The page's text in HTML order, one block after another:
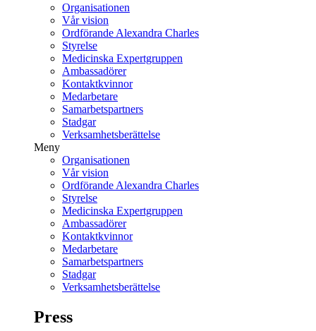
Organisationen
Vår vision
Ordförande Alexandra Charles
Styrelse
Medicinska Expertgruppen
Ambassadörer
Kontaktkvinnor
Medarbetare
Samarbetspartners
Stadgar
Verksamhetsberättelse
Meny
Organisationen
Vår vision
Ordförande Alexandra Charles
Styrelse
Medicinska Expertgruppen
Ambassadörer
Kontaktkvinnor
Medarbetare
Samarbetspartners
Stadgar
Verksamhetsberättelse
Press